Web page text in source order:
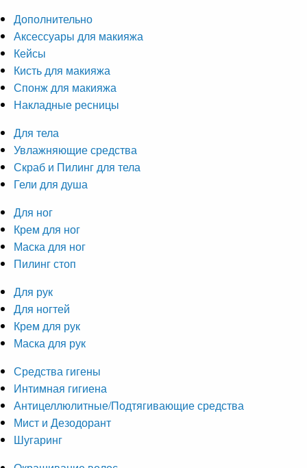
Дополнительно
Аксессуары для макияжа
Кейсы
Кисть для макияжа
Спонж для макияжа
Накладные ресницы
Для тела
Увлажняющие средства
Скраб и Пилинг для тела
Гели для душа
Для ног
Крем для ног
Маска для ног
Пилинг стоп
Для рук
Для ногтей
Крем для рук
Маска для рук
Средства гигены
Интимная гигиена
Антицеллюлитные/Подтягивающие средства
Мист и Дезодорант
Шугаринг